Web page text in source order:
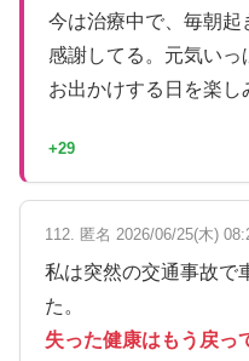
今は治療中で、毎朝起
感謝してる。元気いっ
お出かけする日を楽し
+29
112. 匿名 2026/06/25(木)
私は突然の交通事故で
た。
失った健康はもう戻っ